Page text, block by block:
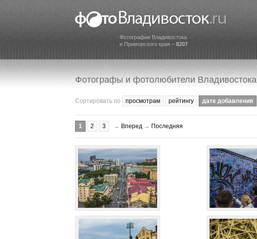
Фотографии Владивостока
и Приморского края – 8207
Фотографы и фотолюбители Владивостока
Сортировать по просмотрам рейтингу дате добавления
1 2 3 → Вперед → Последняя